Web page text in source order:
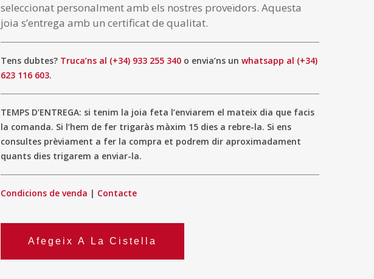
seleccionat personalment amb els nostres proveïdors. Aquesta
joia s’entrega amb un certificat de qualitat.
Tens dubtes? Truca’ns al (+34) 933 255 340 o envia’ns unwhatsapp al (+34)
623 116 603.
TEMPS D’ENTREGA: si tenim la joia feta l’enviarem el mateix dia que facis
la comanda. Si l’hem de fer trigaràs màxim 15 dies a rebre-la. Si ens
consultes prèviament a fer la compra et podrem dir aproximadament
quants dies trigarem a enviar-la.
Condicions de venda | Contacte
Afegeix A La Cistella